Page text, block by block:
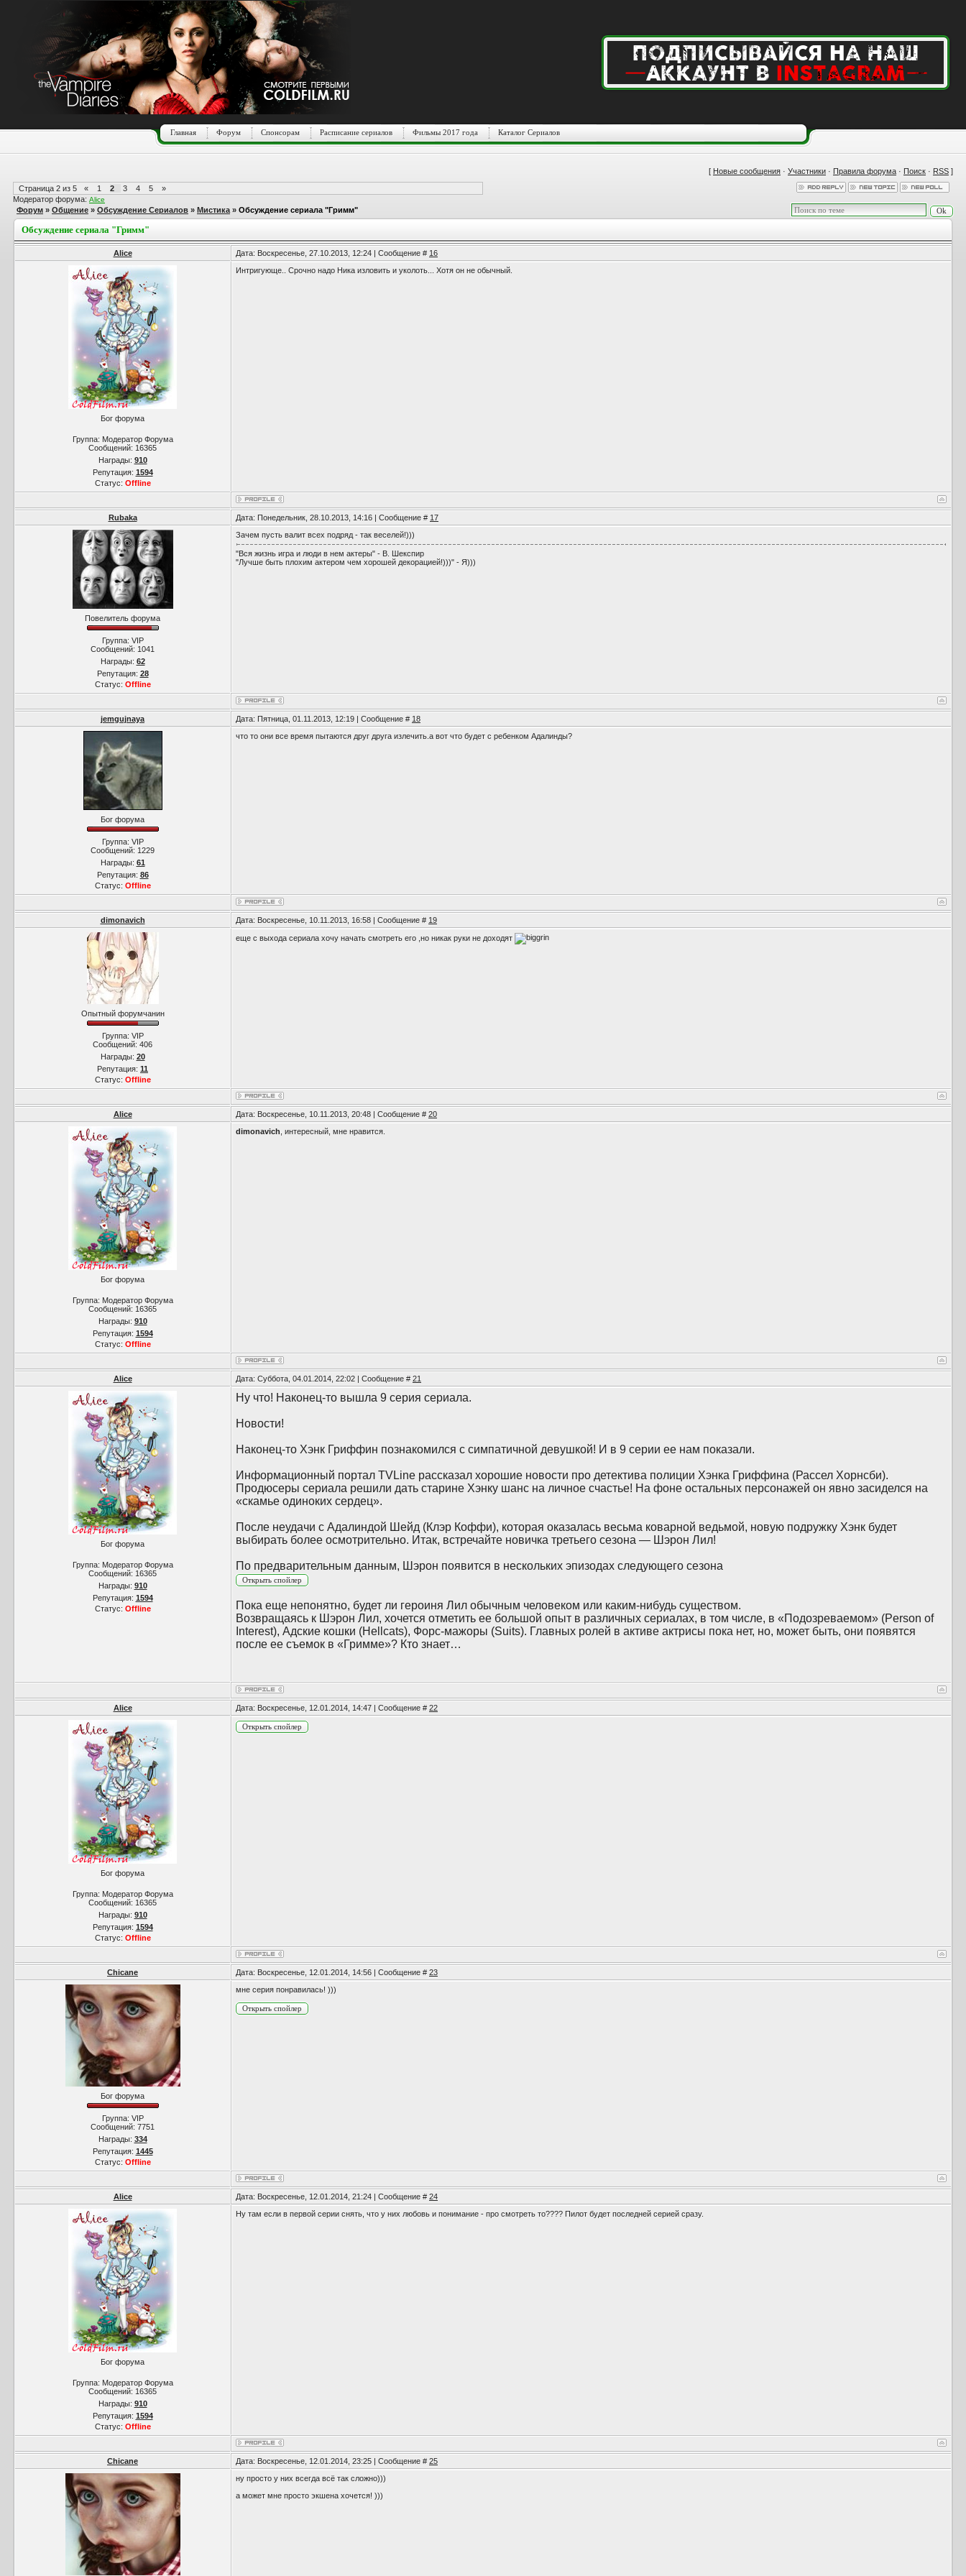
Главная Форум Спонсорам Расписание сериалов Фильмы 2017 года Каталог Сериалов
[ Новые сообщения · Участники · Правила форума · Поиск · RSS ]
Страница 2 из 5 « 1 2 3 4 5
»
Модератор форума: Alice
Форум » Общение » Обсуждение Сериалов » Мистика » Обсуждение сериала "Гримм"
Обсуждение сериала "Гримм"
Alice Дата: Воскресенье, 27.10.2013, 12:24 | Сообщение # 16
Бог форума
Группа: Модератор Форума
Сообщений: 16365
Награды: 910
Репутация: 1594
Статус: Offline
Интригующе.. Срочно надо Ника изловить и уколоть... Хотя он не обычный.
Rubaka Дата: Понедельник, 28.10.2013, 14:16 | Сообщение # 17
Повелитель форума
Группа: VIP
Сообщений: 1041
Награды: 62
Репутация: 28
Статус: Offline
Зачем пусть валит всех подряд - так веселей!)))
"Вся жизнь игра и люди в нем актеры" - В. Шекспир
"Лучше быть плохим актером чем хорошей декорацией!)))" - Я)))
jemgujnaya Дата: Пятница, 01.11.2013, 12:19 | Сообщение # 18
Бог форума
Группа: VIP
Сообщений: 1229
Награды: 61
Репутация: 86
Статус: Offline
что то они все время пытаются друг друга излечить.а вот что будет с ребенком Адалинды?
dimonavich Дата: Воскресенье, 10.11.2013, 16:58 | Сообщение # 19
Опытный форумчанин
Группа: VIP
Сообщений: 406
Награды: 20
Репутация: 11
Статус: Offline
еще с выхода сериала хочу начать смотреть его ,но никак руки не доходят
Alice Дата: Воскресенье, 10.11.2013, 20:48 | Сообщение # 20
Бог форума
Группа: Модератор Форума
Сообщений: 16365
Награды: 910
Репутация: 1594
Статус: Offline
dimonavich , интересный, мне нравится.
Alice Дата: Суббота, 04.01.2014, 22:02 | Сообщение # 21
Бог форума
Группа: Модератор Форума
Сообщений: 16365
Награды: 910
Репутация: 1594
Статус: Offline
Ну что! Наконец-то вышла 9 серия сериала.
Новости!
Наконец-то Хэнк Гриффин познакомился с симпатичной девушкой! И в 9 серии ее нам показали.
Информационный портал TVLine рассказал хорошие новости про детектива полиции Хэнка Гриффина (Рассел Хорнсби).
Продюсеры сериала решили дать старине Хэнку шанс на личное счастье! На фоне остальных персонажей он явно засиделся на
«скамье одиноких сердец».
После неудачи с Адалиндой Шейд (Клэр Коффи), которая оказалась весьма коварной ведьмой, новую подружку Хэнк будет
выбирать более осмотрительно. Итак, встречайте новичка третьего сезона — Шэрон Лил!
По предварительным данным, Шэрон появится в нескольких эпизодах следующего сезона
Пока еще непонятно, будет ли героиня Лил обычным человеком или каким-нибудь существом.
Возвращаясь к Шэрон Лил, хочется отметить ее большой опыт в различных сериалах, в том числе, в «Подозреваемом» (Person of
Interest), Адские кошки (Hellcats), Форс-мажоры (Suits). Главных ролей в активе актрисы пока нет, но, может быть, они появятся
после ее съемок в «Гримме»? Кто знает…
Alice Дата: Воскресенье, 12.01.2014, 14:47 | Сообщение # 22
Бог форума
Группа: Модератор Форума
Сообщений: 16365
Награды: 910
Репутация: 1594
Статус: Offline
Chicane Дата: Воскресенье, 12.01.2014, 14:56 | Сообщение # 23
Бог форума
Группа: VIP
Сообщений: 7751
Награды: 334
Репутация: 1445
Статус: Offline
мне серия понравилась! )))
Alice Дата: Воскресенье, 12.01.2014, 21:24 | Сообщение # 24
Бог форума
Группа: Модератор Форума
Сообщений: 16365
Награды: 910
Репутация: 1594
Статус: Offline
Ну там если в первой серии снять, что у них любовь и понимание - про смотреть то???? Пилот будет последней серией сразу.
Chicane Дата: Воскресенье, 12.01.2014, 23:25 | Сообщение # 25
ну просто у них всегда всё так сложно)))
а может мне просто экшена хочется! )))